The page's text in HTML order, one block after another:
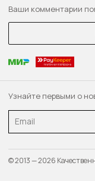
Узнайте первыми о
Email
Ваши комментарии
© 2013 — 2026